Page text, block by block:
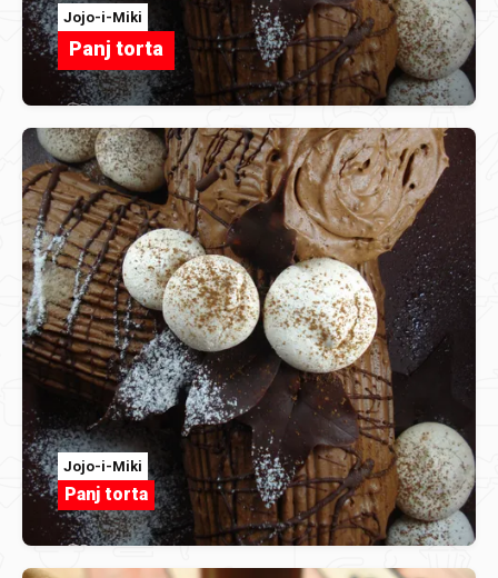
Jojo-i-Miki
Panj torta
Jojo-i-Miki
Panj torta